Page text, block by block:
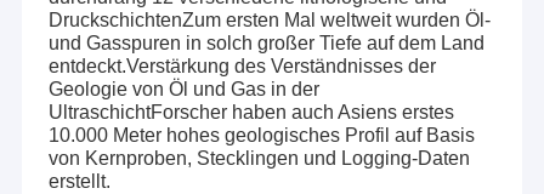
DruckschichtenZum ersten Mal weltweit wurden Öl-
und Gasspuren in solch großer Tiefe auf dem Land
entdeckt.Verstärkung des Verständnisses der
Geologie von Öl und Gas in der
UltraschichtForscher haben auch Asiens erstes
10.000 Meter hohes geologisches Profil auf Basis
von Kernproben, Stecklingen und Logging-Daten
erstellt.